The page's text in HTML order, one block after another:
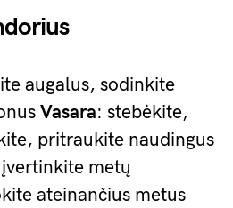
augalus, sodinkite
Vasara: stebėkite,
pritraukite naudingus
metų
ateinančius metus